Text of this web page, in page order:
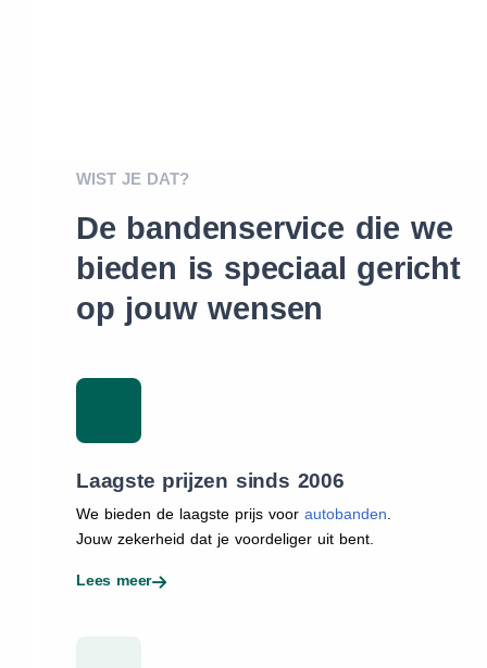
WIST JE DAT?
De bandenservice die we
bieden is speciaal gericht
op jouw wensen
Laagste prijzen sinds 2006
We bieden de laagste prijs voor autobanden
Jouw zekerheid dat je voordeliger uit bent.
Lees meer